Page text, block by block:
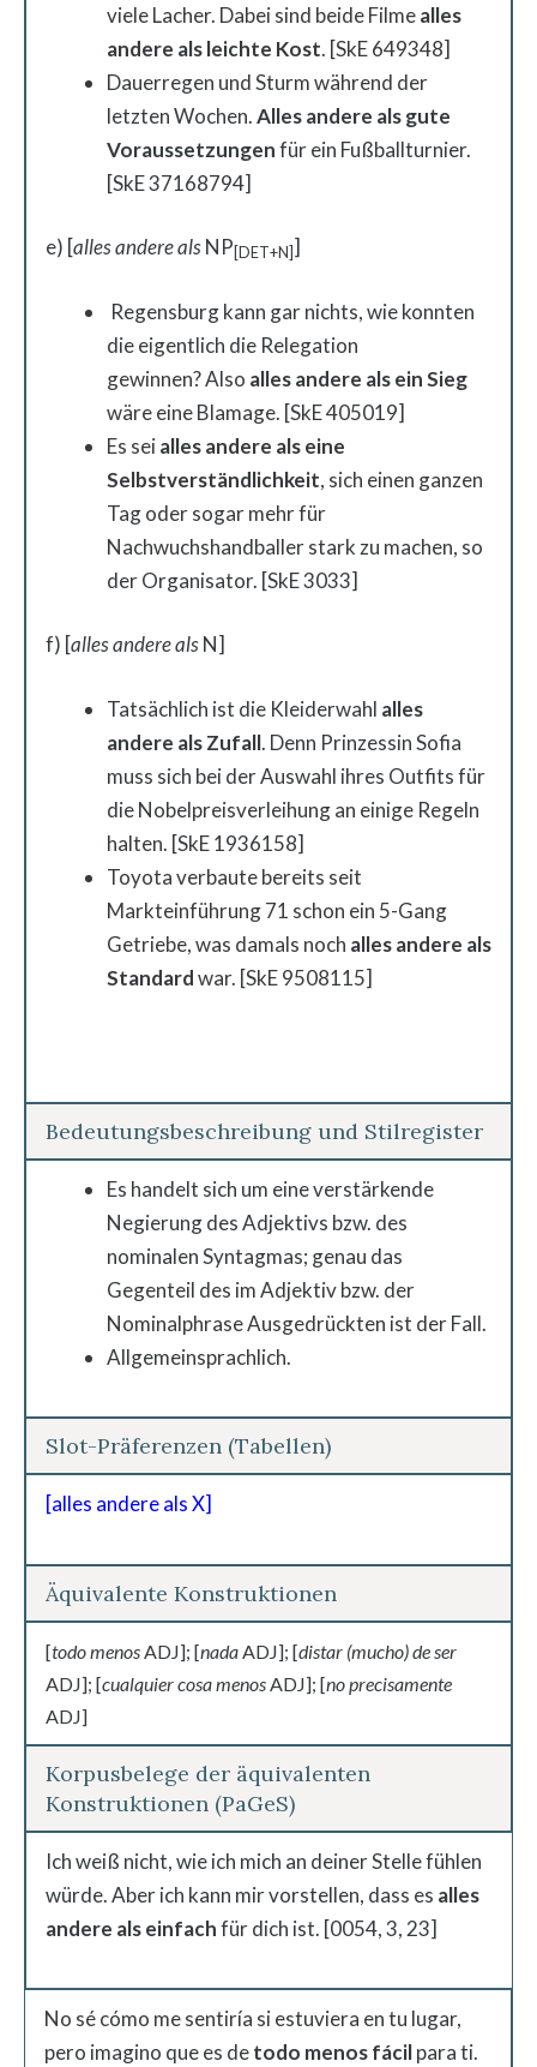
viele Lacher. Dabei sind beide Filmealles
andere als leichte Kost. [SkE 649348]
Dauerregen und Sturm während der
letzten Wochen.Alles andere als gute
Voraussetzungenfür ein Fußballturnier.
[SkE 37168794]
e) [alles andere alsNP[DET+N]]
Regensburg kann gar nichts, wie konnten
die eigentlich die Relegation
gewinnen?Also alles andere alsein Sieg
wäre eine Blamage. [SkE 405019]
Es seialles andere alseine
Selbstverständlichkeit, sich einen ganzen
Tag oder sogar mehr für
Nachwuchshandballer stark zu machen, so
der Organisator. [SkE 3033]
f) [alles andere alsN]
Tatsächlich ist die Kleiderwahl alles
andere als Zufall. Denn Prinzessin Sofia
muss sich bei der Auswahl ihres Outfits für
die Nobelpreisverleihung an einige Regeln
halten. [SkE 1936158]
Toyota verbaute bereits seit
Markteinführung 71 schon ein 5-Gang
Getriebe, was damals noch alles andere als
Standardwar. [SkE 9508115]
Bedeutungsbeschreibung und Stilregister
Es handelt sich um eine verstärkende
Negierung des Adjektivs bzw. des
nominalen Syntagmas; genau das
Gegenteil des im Adjektiv bzw. der
Nominalphrase Ausgedrückten ist der Fall.
Allgemeinsprachlich.
Slot-Präferenzen (Tabellen)
[alles andere als X]
Äquivalente Konstruktionen
[todo menos ADJ]; [nada ADJ]; [distar (mucho) de ser
ADJ]; [cualquier cosa menos ADJ]; [no precisamente
ADJ]
Korpusbelege der äquivalenten
Konstruktionen (PaGeS)
Ich weiß nicht, wie ich mich an deiner Stelle fühlen
würde. Aber ich kann mir vorstellen, dass es alles
andere als einfachfür dich ist. [0054, 3, 23]
No sé cómo me sentiría si estuviera en tu lugar,
pero imagino que es detodo menos fácilpara ti.